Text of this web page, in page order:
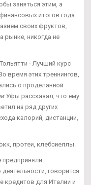
заняться этим, а
итогов года.
своих фруктов,
рынке, никогда не
- Лучший курс
время этих треннингов,
о проделанной
Уфы рассказал, что ему
на ряд других
калорий, дистанции,
протеи, клебсиеллы.
предприняли
говорится
кредитов для Италии и